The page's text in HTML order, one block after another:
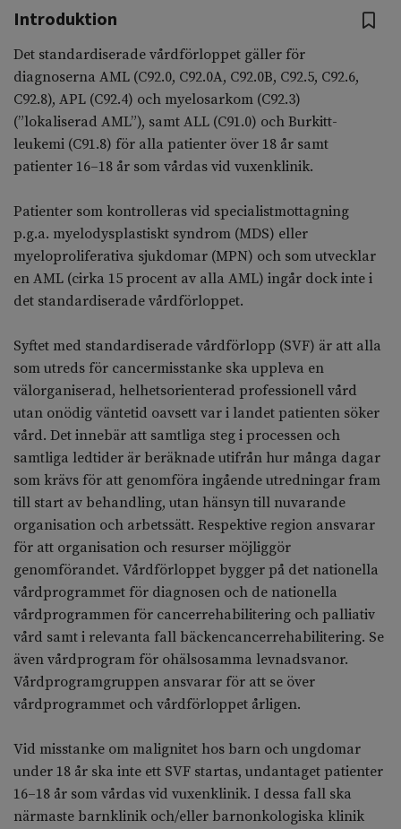
Introduktion
Det standardiserade vårdförloppet gäller för
diagnoserna AML (C92.0, C92.0A, C92.0B, C92.5, C92.6,
C92.8), APL (C92.4) och myelosarkom (C92.3)
(”lokaliserad AML”), samt ALL (C91.0) och Burkitt-
leukemi (C91.8) för alla patienter över 18 år samt
patienter 16–18 år som vårdas vid vuxenklinik.
Patienter som kontrolleras vid specialistmottagning
p.g.a. myelodysplastiskt syndrom (MDS) eller
myeloproliferativa sjukdomar (MPN) och som utvecklar
en AML (cirka 15 procent av alla AML) ingår dock inte i
det standardiserade vårdförloppet.
Syftet med standardiserade vårdförlopp (SVF) är att alla
som utreds för cancermisstanke ska uppleva en
välorganiserad, helhetsorienterad professionell vård
utan onödig väntetid oavsett var i landet patienten söker
vård. Det innebär att samtliga steg i processen och
samtliga ledtider är beräknade utifrån hur många dagar
som krävs för att genomföra ingående utredningar fram
till start av behandling, utan hänsyn till nuvarande
organisation och arbetssätt. Respektive region ansvarar
för att organisation och resurser möjliggör
genomförandet. Vårdförloppet bygger på det nationella
vårdprogrammet för diagnosen och de nationella
vårdprogrammen för cancerrehabilitering och palliativ
vård samt i relevanta fall bäckencancerrehabilitering. Se
även vårdprogram för ohälsosamma levnadsvanor.
Vårdprogramgruppen ansvarar för att se över
vårdprogrammet och vårdförloppet årligen.
Vid misstanke om malignitet hos barn och ungdomar
under 18 år ska inte ett SVF startas, undantaget patienter
16–18 år som vårdas vid vuxenklinik. I dessa fall ska
närmaste barnklinik och/eller barnonkologiska klinik